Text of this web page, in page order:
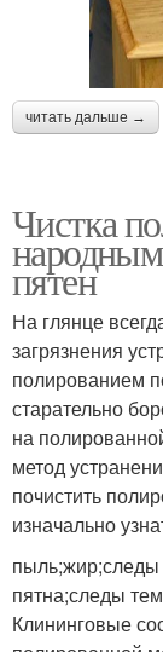
читать дальше →
Чистка
пятен
На глянце
загрязнения
полированием
старательно
на
метод
почистить
изначально
пыль;жир;следы
пятна;следы
Клининговые